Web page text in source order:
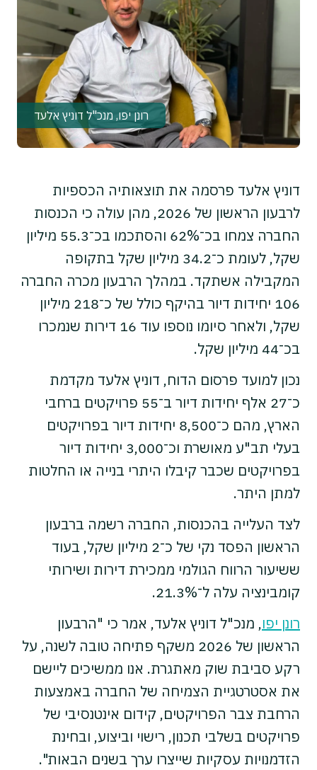
רונן יפו, מנכ"ל דוניץ אלעד
דוניץ אלעד פרסמה את תוצאותיה הכספיות
לרבעון הראשון של 2026, מהן עולה כי הכנסות
החברה צמחו בכ־62% והסתכמו בכ־55.3 מיליון
שקל, לעומת כ־34.2 מיליון שקל בתקופה
המקבילה אשתקד. במהלך הרבעון מכרה החברה
106 יחידות דיור בהיקף כולל של כ־218 מיליון
שקל, ולאחר סיומו נוספו עוד 16 דירות שנמכרו
בכ־44 מיליון שקל.
נכון למועד פרסום הדוח, דוניץ אלעד מקדמת
כ־27 אלף יחידות דיור ב־55 פרויקטים ברחבי
הארץ, מהם כ־8,500 יחידות דיור בפרויקטים
בעלי תב"ע מאושרת וכ־3,000 יחידות דיור
בפרויקטים שכבר קיבלו היתרי בנייה או החלטות
למתן היתר.
לצד העלייה בהכנסות, החברה רשמה ברבעון
הראשון הפסד נקי של כ־2 מיליון שקל, בעוד
ששיעור הרווח הגולמי ממכירת דירות ושירותי
קומבינציה עלה ל־21.3%.
רונן יפו, מנכ"ל דוניץ אלעד, אמר כי "הרבעון
הראשון של 2026 משקף פתיחה טובה לשנה, על
רקע סביבת שוק מאתגרת. אנו ממשיכים ליישם
את אסטרטגיית הצמיחה של החברה באמצעות
הרחבת צבר הפרויקטים, קידום אינטנסיבי של
פרויקטים בשלבי תכנון, רישוי וביצוע, ובחינת
הזדמנויות עסקיות שייצרו ערך בשנים הבאות".